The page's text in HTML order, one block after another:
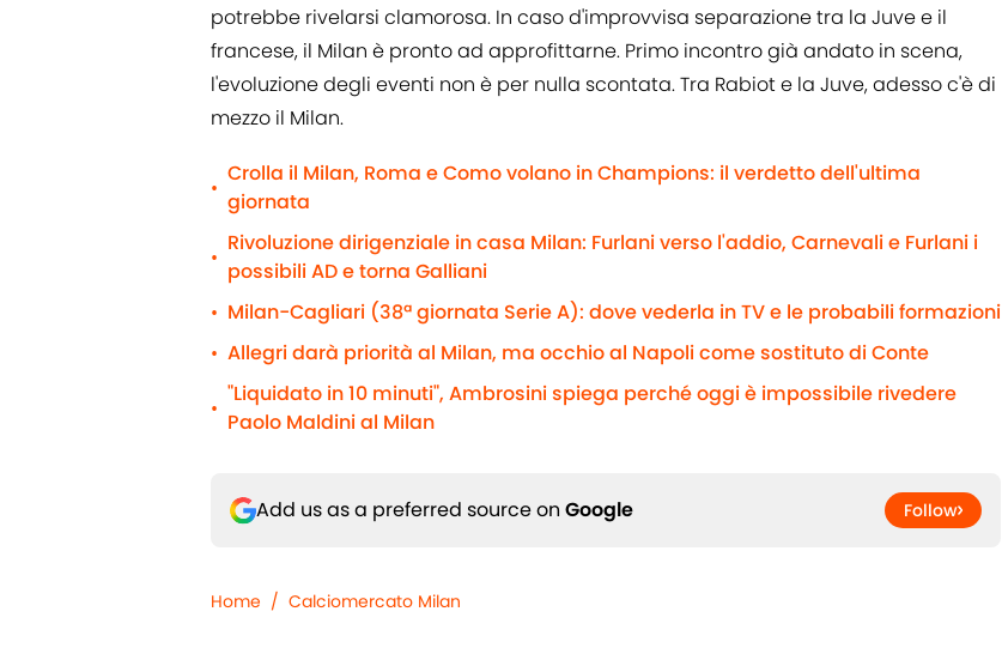
potrebbe rivelarsi clamorosa. In caso d'improvvisa separazione tra la Juve e il
francese, il Milan è pronto ad approfittarne. Primo incontro già andato in scena,
l'evoluzione degli eventi non è per nulla scontata. Tra Rabiot e la Juve, adesso c'è di
mezzo il Milan.
•
Crolla il Milan, Roma e Como volano in Champions: il verdetto dell'ultima
giornata
•
Rivoluzione dirigenziale in casa Milan: Furlani verso l'addio, Carnevali e Furlani i
possibili AD e torna Galliani
• Milan-Cagliari (38ª giornata Serie A): dove vederla in TV e le probabili formazioni
• Allegri darà priorità al Milan, ma occhio al Napoli come sostituto di Conte
•
"Liquidato in 10 minuti", Ambrosini spiega perché oggi è impossibile rivedere
Paolo Maldini al Milan
Add us as a preferred source on Google Follow
Home / Calciomercato Milan